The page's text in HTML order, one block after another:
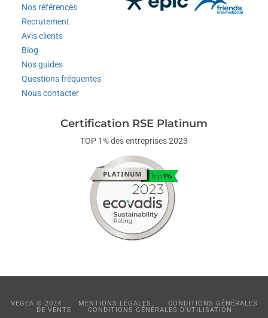
Nos références
Recrutement
Avis clients
Blog
Nos guides
Questions fréquentes
Nous contacter
Certification RSE Platinum
TOP 1% des entreprises 2023
VEGEA © 2024 MENTIONS LÉGALES
CONDITIONS GÉNÉRALES
DE VENTE
CONDITIONS GÉNÉRALES D'UTILISATION